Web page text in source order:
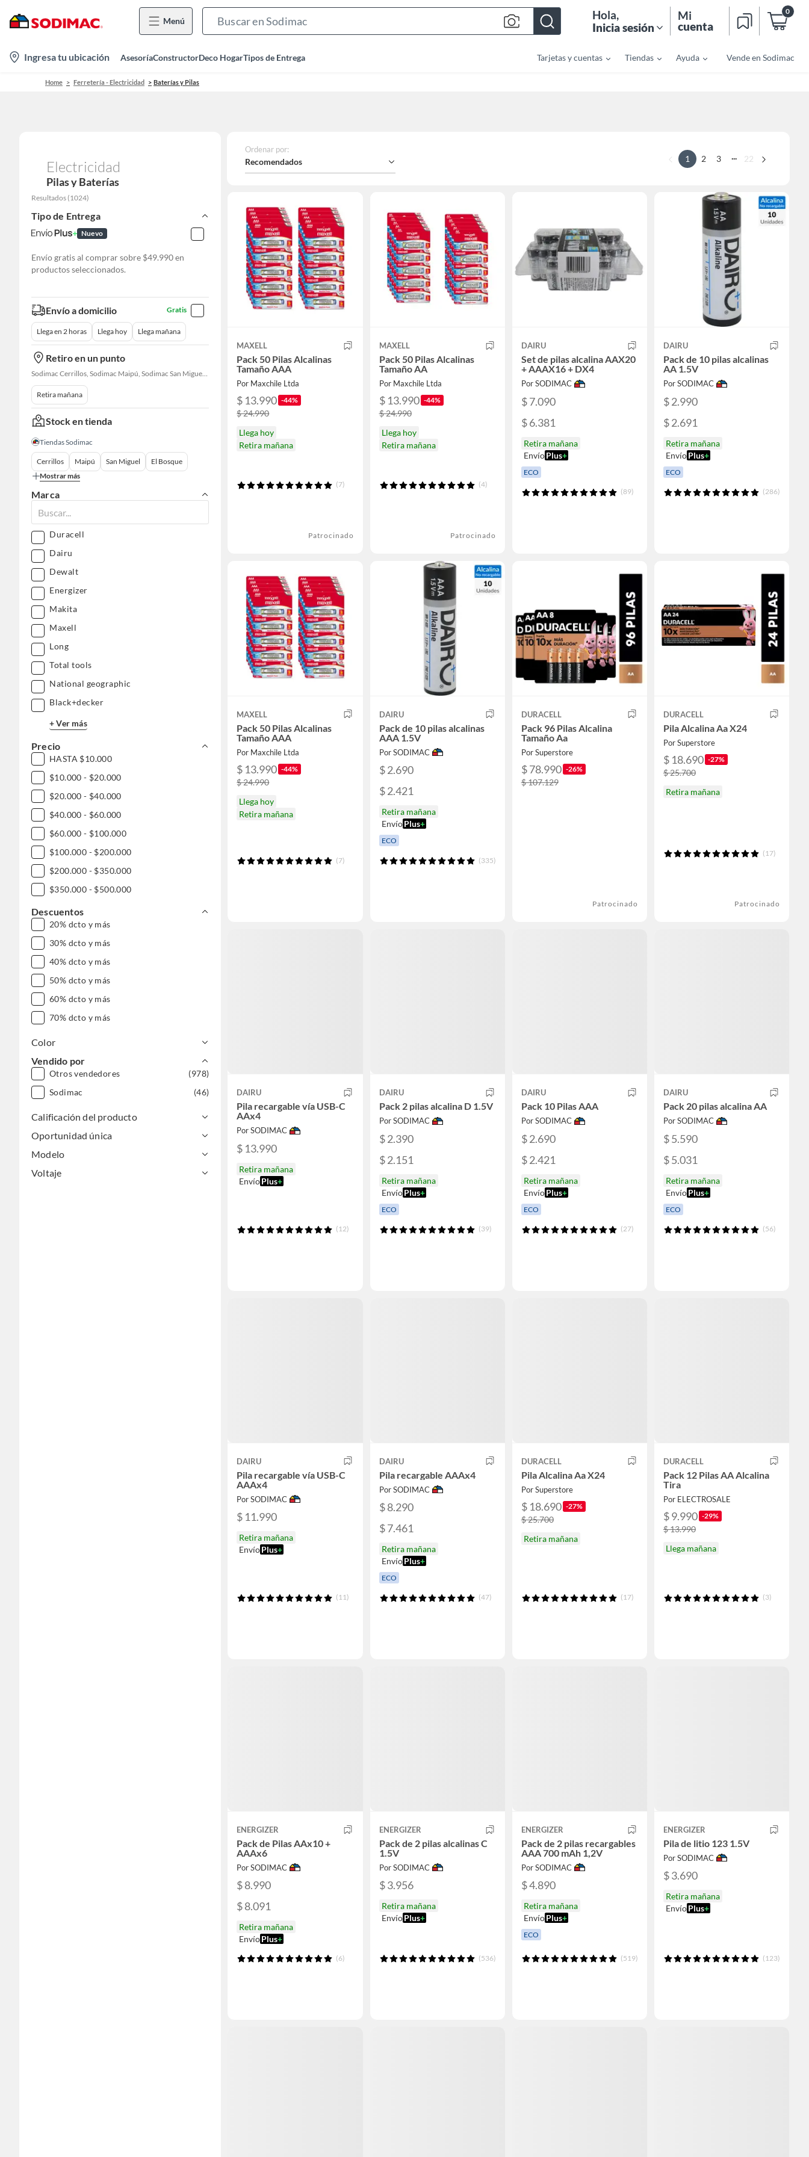
Menú
Bar
Hola,
Inicia sesión
Mi
cuenta
0
location-
icon
Ingresa tu ubicación AsesoríaConstructorDeco HogarTipos de Entrega Tarjetas y cuentas Tiendas Ayuda Vende en Sodimac
Home Ferretería - Electricidad Baterías y Pilas
Electricidad
Pilas y Baterías
Resultados (1024)
Tipo de Entrega
Nuevo
Envío gratis al comprar sobre $49.990 en
productos seleccionados.
Envío a domicilio Gratis
Llega en 2 horas Llega hoy Llega mañana
Retiro en un punto
Sodimac Cerrillos, Sodimac Maipú, Sodimac San Miguel, Sodimac El Bosque, Sodimac San Bernardo, Constructor Cantagallo, Sodimac Talagante, Sodimac San Fernando
Retira mañana
Stock en tienda
Tiendas Sodimac
Cerrillos Maipú San Miguel
El Bosque
Mostrar más
Marca
Duracell
Dairu
Dewalt
Energizer
Makita
Maxell
Long
Total tools
National geographic
Black+decker
+ Ver más
Precio
HASTA $10.000
$10.000 - $20.000
$20.000 - $40.000
$40.000 - $60.000
$60.000 - $100.000
$100.000 - $200.000
$200.000 - $350.000
$350.000 - $500.000
$500.000 - $1.000.000
DESDE $1.000.000
Descuentos
20% dcto y más
30% dcto y más
40% dcto y más
50% dcto y más
60% dcto y más
70% dcto y más
Color
Vendido por
Otros vendedores
(978)
Sodimac
(46)
Calificación del producto
Oportunidad única
Modelo
Voltaje
Ordenar por:
Recomendados 1 2 3 ... 22
MAXELL
Pack 50 Pilas Alcalinas
Tamaño AAA
Por Maxchile Ltda
$ 13.990 -44%
$ 24.990
Llega hoy
Retira mañana
(7)
Patrocinado
MAXELL
Pack 50 Pilas Alcalinas
Tamaño AA
Por Maxchile Ltda
$ 13.990 -44%
$ 24.990
Llega hoy
Retira mañana
(4)
Patrocinado
DAIRU
Set de pilas alcalina AAX20
+ AAAX16 + DX4
Por SODIMAC
$ 7.090
$ 6.381
Retira mañana
EnvíoPlus+
ECO
(89)
DAIRU
Pack de 10 pilas alcalinas
AA 1.5V
Por SODIMAC
$ 2.990
$ 2.691
Retira mañana
EnvíoPlus+
ECO
(286)
MAXELL
Pack 50 Pilas Alcalinas
Tamaño AAA
Por Maxchile Ltda
$ 13.990 -44%
$ 24.990
Llega hoy
Retira mañana
(7)
DAIRU
Pack de 10 pilas alcalinas
AAA 1.5V
Por SODIMAC
$ 2.690
$ 2.421
Retira mañana
Envío Plus+
ECO
(335)
DURACELL
Pack 96 Pilas Alcalina
Tamaño Aa
Por Superstore
$ 78.990 -26%
$ 107.129
Patrocinado
DURACELL
Pila Alcalina Aa X24
Por Superstore
$ 18.690 -27%
$ 25.700
Retira mañana
(17)
Patrocinado
DAIRU
Pila recargable vía USB-C
AAx4
Por SODIMAC
$ 13.990
Retira mañana
EnvíoPlus+
(12)
DAIRU
Pack 2 pilas alcalina D 1.5V
Por SODIMAC
$ 2.390
$ 2.151
Retira mañana
Envío Plus+
ECO
(39)
DAIRU
Pack 10 Pilas AAA
Por SODIMAC
$ 2.690
$ 2.421
Retira mañana
EnvíoPlus+
ECO
(27)
DAIRU
Pack 20 pilas alcalina AA
Por SODIMAC
$ 5.590
$ 5.031
Retira mañana
EnvíoPlus+
ECO
(56)
DAIRU
Pila recargable vía USB-C
AAAx4
Por SODIMAC
$ 11.990
Retira mañana
EnvíoPlus+
(11)
DAIRU
Pila recargable AAAx4
Por SODIMAC
$ 8.290
$ 7.461
Retira mañana
Envío Plus+
ECO
(47)
DURACELL
Pila Alcalina Aa X24
Por Superstore
$ 18.690 -27%
$ 25.700
Retira mañana
(17)
DURACELL
Pack 12 Pilas AA Alcalina
Tira
Por ELECTROSALE
$ 9.990 -29%
$ 13.990
Llega mañana
(3)
ENERGIZER
Pack de Pilas AAx10 +
AAAx6
Por SODIMAC
$ 8.990
$ 8.091
Retira mañana
EnvíoPlus+
(6)
ENERGIZER
Pack de 2 pilas alcalinas C
1.5V
Por SODIMAC
$ 3.956
Retira mañana
Envío Plus+
(536)
ENERGIZER
Pack de 2 pilas recargables
AAA 700 mAh 1,2V
Por SODIMAC
$ 4.890
Retira mañana
EnvíoPlus+
ECO
(519)
ENERGIZER
Pila de litio 123 1.5V
Por SODIMAC
$ 3.690
Retira mañana
EnvíoPlus+
(123)